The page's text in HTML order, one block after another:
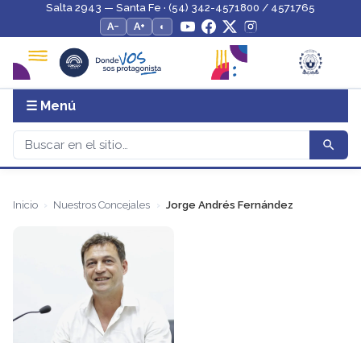
Salta 2943 — Santa Fe · (54) 342-4571800 / 4571765
A−
A+ ◐
☰ Menú
Inicio Nuestros Concejales Jorge Andrés Fernández